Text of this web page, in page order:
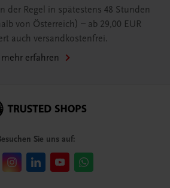
der Regel in spätestens 48 Stunden
von Österreich) – ab 29,00 EUR
auch versandkostenfrei.
mehr erfahren
Sie uns auf: